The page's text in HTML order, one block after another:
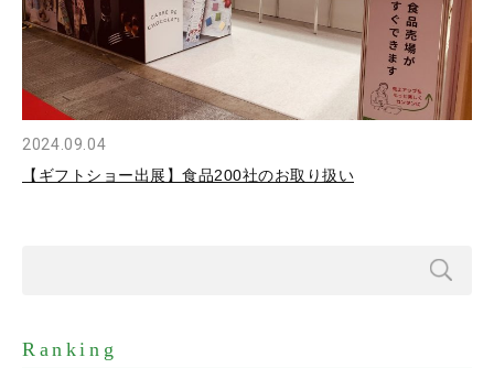
2024.09.04
【ギフトショー出展】食品200社のお取り扱い
Ranking